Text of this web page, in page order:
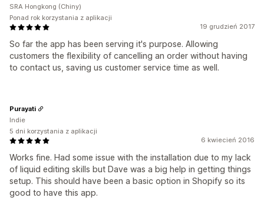
19 grudzień 2017
So far the app has been serving it's purpose. Allowing
customers the flexibility of cancelling an order without having
to contact us, saving us customer service time as well.
SRA Hongkong (Chiny)
Ponad rok korzystania z aplikacji
6 kwiecień 2016
Works fine. Had some issue with the installation due to my lack
of liquid editing skills but Dave was a big help in getting things
setup. This should have been a basic option in Shopify so its
good to have this app.
Purayati
Indie
5 dni korzystania z aplikacji